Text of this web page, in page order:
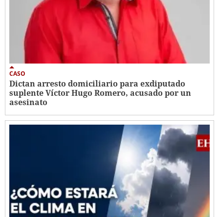
CASO
Dictan arresto domiciliario para exdiputado
suplente Víctor Hugo Romero, acusado por un
asesinato